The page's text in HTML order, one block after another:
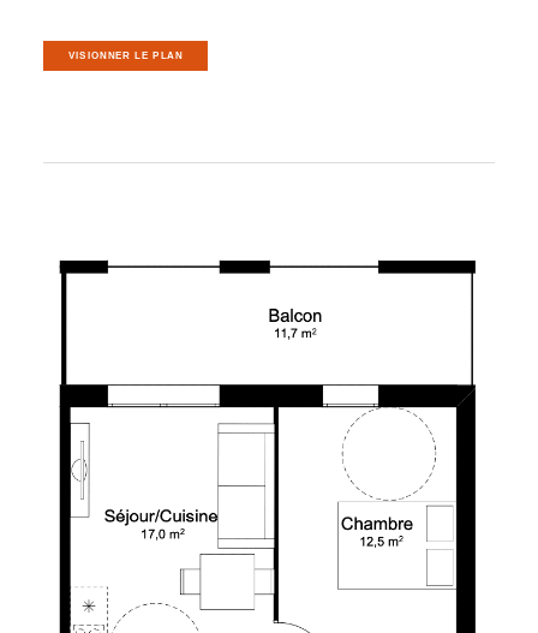
VISIONNER LE PLAN